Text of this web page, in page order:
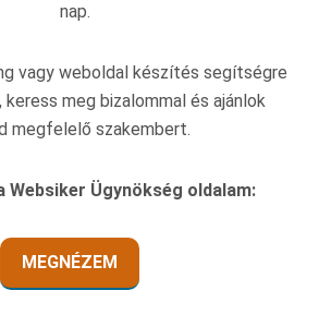
nap.
vagy weboldal készítés segítségre
keress meg bizalommal és ajánlok
megfelelő szakembert.
Websiker Ügynökség oldalam:
MEGNÉZEM